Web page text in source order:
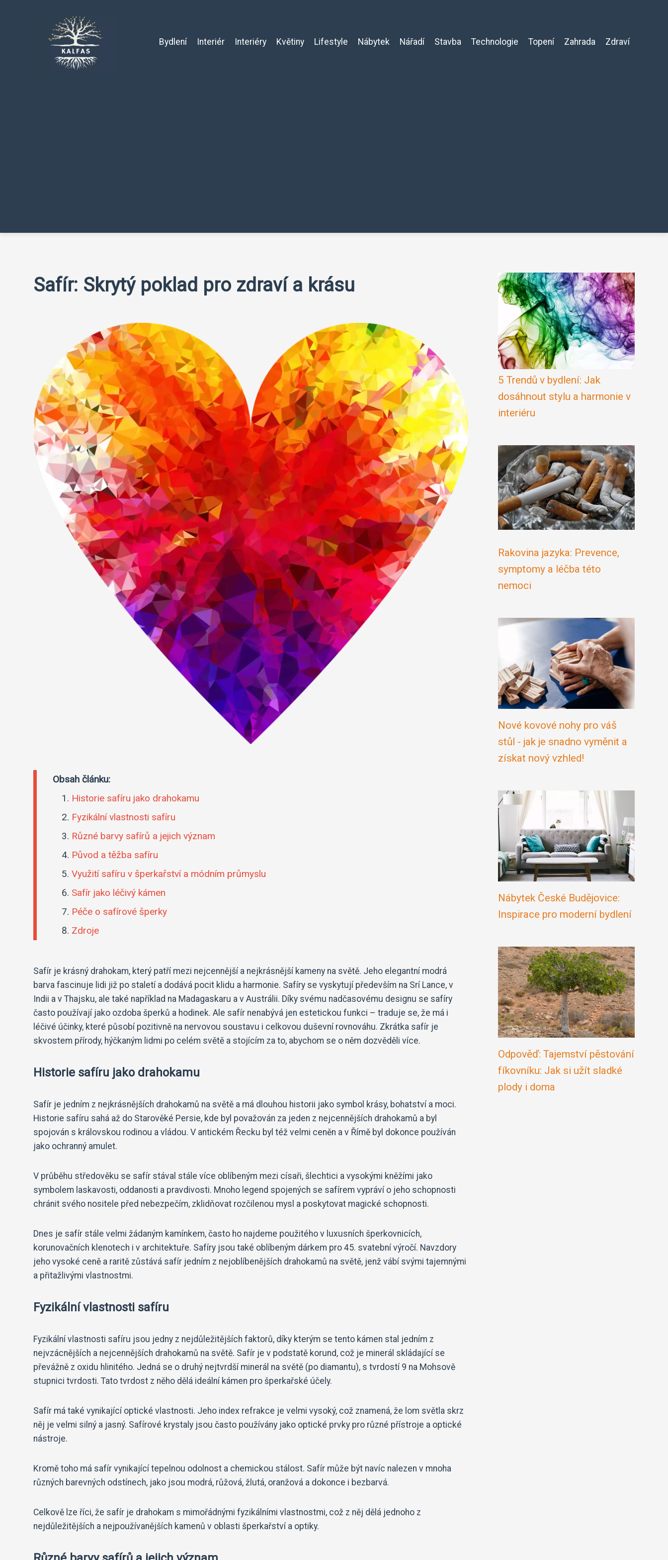
Bydlení Interiér Interiéry Květiny Lifestyle Nábytek Nářadí Stavba Technologie Topení Zahrada Zdraví
Safír: Skrytý poklad pro zdraví a krásu
Obsah článku:
Historie safíru jako drahokamu
Fyzikální vlastnosti safíru
Různé barvy safírů a jejich význam
Původ a těžba safíru
Využití safíru v šperkařství a módním průmyslu
Safír jako léčivý kámen
Péče o safírové šperky
Zdroje
Safír je krásný drahokam, který patří mezi nejcennější a nejkrásnější kameny na světě. Jeho elegantní modrá
barva fascinuje lidi již po staletí a dodává pocit klidu a harmonie. Safíry se vyskytují především na Srí Lance, v
Indii a v Thajsku, ale také například na Madagaskaru a v Austrálii. Díky svému nadčasovému designu se safíry
často používají jako ozdoba šperků a hodinek. Ale safír nenabývá jen estetickou funkci – traduje se, že má i
léčivé účinky, které působí pozitivně na nervovou soustavu i celkovou duševní rovnováhu. Zkrátka safír je
skvostem přírody, hýčkaným lidmi po celém světě a stojícím za to, abychom se o něm dozvěděli více.
Historie safíru jako drahokamu
Safír je jedním z nejkrásnějších drahokamů na světě a má dlouhou historii jako symbol krásy, bohatství a moci.
Historie safíru sahá až do Starověké Persie, kde byl považován za jeden z nejcennějších drahokamů a byl
spojován s královskou rodinou a vládou. V antickém Řecku byl též velmi ceněn a v Římě byl dokonce používán
jako ochranný amulet.
V průběhu středověku se safír stával stále více oblíbeným mezi císaři, šlechtici a vysokými kněžími jako
symbolem laskavosti, oddanosti a pravdivosti. Mnoho legend spojených se safírem vypráví o jeho schopnosti
chránit svého nositele před nebezpečím, zklidňovat rozčilenou mysl a poskytovat magické schopnosti.
Dnes je safír stále velmi žádaným kamínkem, často ho najdeme použitého v luxusních šperkovnicích,
korunovačních klenotech i v architektuře. Safíry jsou také oblíbeným dárkem pro 45. svatební výročí. Navzdory
jeho vysoké ceně a raritě zůstává safír jedním z nejoblíbenějších drahokamů na světě, jenž vábí svými tajemnými
a přitažlivými vlastnostmi.
Fyzikální vlastnosti safíru
Fyzikální vlastnosti safíru jsou jedny z nejdůležitějších faktorů, díky kterým se tento kámen stal jedním z
nejvzácnějších a nejcennějších drahokamů na světě. Safír je v podstatě korund, což je minerál skládající se
převážně z oxidu hlinitého. Jedná se o druhý nejtvrdší minerál na světě (po diamantu), s tvrdostí 9 na Mohsově
stupnici tvrdosti. Tato tvrdost z něho dělá ideální kámen pro šperkařské účely.
Safír má také vynikající optické vlastnosti. Jeho index refrakce je velmi vysoký, což znamená, že lom světla skrz
něj je velmi silný a jasný. Safírové krystaly jsou často používány jako optické prvky pro různé přístroje a optické
nástroje.
Kromě toho má safír vynikající tepelnou odolnost a chemickou stálost. Safír může být navíc nalezen v mnoha
různých barevných odstínech, jako jsou modrá, růžová, žlutá, oranžová a dokonce i bezbarvá.
Celkově lze říci, že safír je drahokam s mimořádnými fyzikálními vlastnostmi, což z něj dělá jednoho z
nejdůležitějších a nejpoužívanějších kamenů v oblasti šperkařství a optiky.
5 Trendů v bydlení: Jak
dosáhnout stylu a harmonie v
interiéru
Rakovina jazyka: Prevence,
symptomy a léčba této
nemoci
Nové kovové nohy pro váš
stůl - jak je snadno vyměnit a
získat nový vzhled!
Nábytek České Budějovice:
Inspirace pro moderní bydlení
Odpověď: Tajemství pěstování
fíkovníku: Jak si užít sladké
plody i doma